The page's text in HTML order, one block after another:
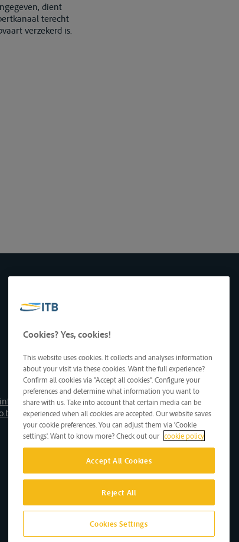
dient
terecht
verzekerd is.
Cookies? Yes, cookies!
This website uses cookies. It collects and analyses information
about your visit via these cookies. Want the full experience?
Confirm all cookies via "Accept all cookies". Configure your
preferences and determine what information you want to
share with us. Take into account that certain media can be
experienced when all cookies are accepted. Our website saves
your cookie preferences. You can adjust them via 'Cookie
settings'. Want to know more? Check out our cookie policy
Accept All Cookies
Reject All
Cookies Settings